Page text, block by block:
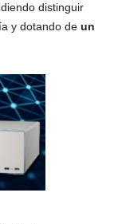
distinguir
y dotando de un